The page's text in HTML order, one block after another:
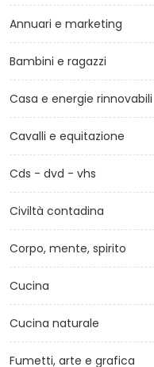
Annuari e marketing
Bambini e ragazzi
Casa e energie rinnovabili
Cavalli e equitazione
Cds - dvd - vhs
Civiltà contadina
Corpo, mente, spirito
Cucina
Cucina naturale
Fumetti, arte e grafica